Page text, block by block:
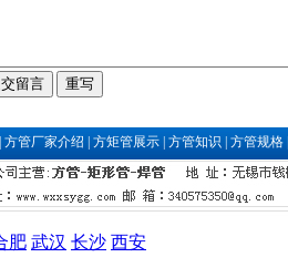
方管厂家介绍 方矩管展示| 方管知识 方管规格
肥 武汉 长沙 西安